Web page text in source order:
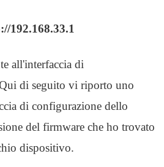
192.168.33.1
all'interfaccia di
di seguito vi riporto uno
di configurazione dello
del firmware che ho trovato
dispositivo.